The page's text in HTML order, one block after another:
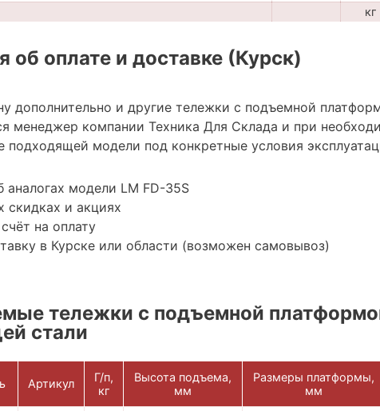
кг
об оплате и доставке (Курск)
дополнительно и другие тележки с подъемной
менеджер компании Техника Для Склада и при
подходящей модели под конкретные условия
аналогах модели LM FD-35S
скидках и акциях
на оплату
в Курске или области (возможен самовывоз)
тележки с подъемной
стали
Артикул
Г/п,
кг
Высота подъема,
мм
Размеры платформы,
мм